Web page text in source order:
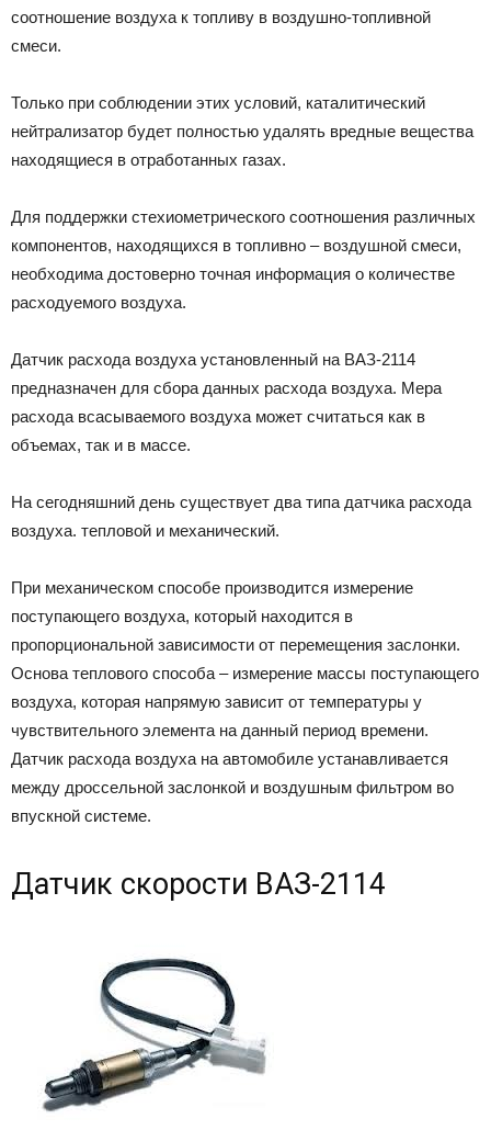
соотношение воздуха к топливу в воздушно-топливной
смеси.
Только при соблюдении этих условий, каталитический
нейтрализатор будет полностью удалять вредные вещества
находящиеся в отработанных газах.
Для поддержки стехиометрического соотношения различных
компонентов, находящихся в топливно – воздушной смеси,
необходима достоверно точная информация о количестве
расходуемого воздуха.
Датчик расхода воздуха установленный на ВАЗ-2114
предназначен для сбора данных расхода воздуха. Мера
расхода всасываемого воздуха может считаться как в
объемах, так и в массе.
На сегодняшний день существует два типа датчика расхода
воздуха. тепловой и механический.
При механическом способе производится измерение
поступающего воздуха, который находится в
пропорциональной зависимости от перемещения заслонки.
Основа теплового способа – измерение массы поступающего
воздуха, которая напрямую зависит от температуры у
чувствительного элемента на данный период времени.
Датчик расхода воздуха на автомобиле устанавливается
между дроссельной заслонкой и воздушным фильтром во
впускной системе.
Датчик скорости ВАЗ-2114